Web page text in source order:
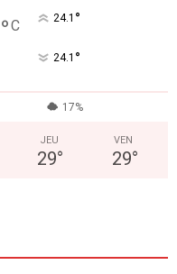
°C 24.1 °
24.1 °
17%
JEU
29°
VEN
29°